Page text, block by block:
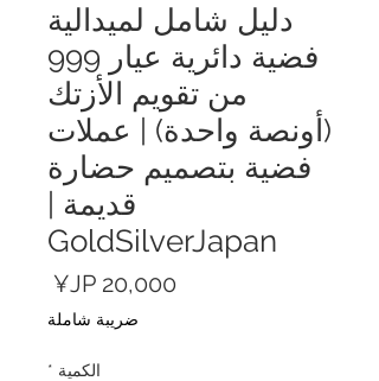
دليل شامل لميدالية
فضية دائرية عيار 999
من تقويم الأزتك
(أونصة واحدة) | عملات
فضية بتصميم حضارة
قديمة |
GoldSilverJapan
ضريبة شاملة
الكمية *